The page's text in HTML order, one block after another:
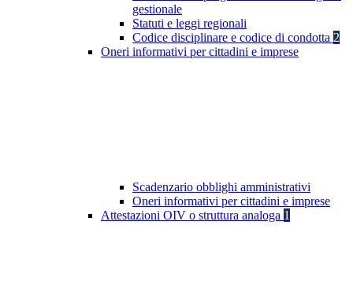
gestionale
Statuti e leggi regionali
Codice disciplinare e codice di condotta 2
Oneri informativi per cittadini e imprese
Scadenzario obblighi amministrativi
Oneri informativi per cittadini e imprese
Attestazioni OIV o struttura analoga 1